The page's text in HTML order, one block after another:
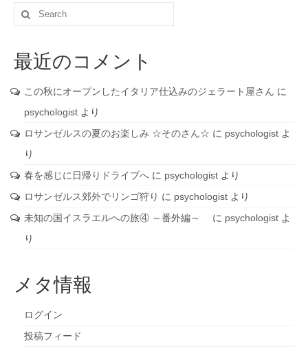
Search
for:
最近のコメント
この秋にオープンしたイタリア仕込みのジェラート屋さん に
psychologist より
ロサンゼルスの夏のお楽しみ ☆そのさん☆ に psychologist よ
り
春を感じに日帰りドライブへ に psychologist より
ロサンゼルス郊外でリンゴ狩り に psychologist より
未知の国イスラエルへの旅④ ～番外編～
に psychologist よ
り
メタ情報
ログイン
投稿フィード